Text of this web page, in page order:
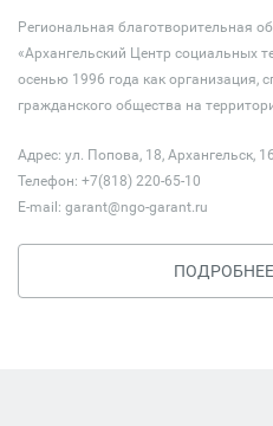
Региональная благотворительная
«Архангельский Центр социальных
осенью 1996 года как организация,
гражданского общества на
Адрес: ул. Попова, 18, Архангельск,
Телефон: +7(818) 220-65-10
E-mail: garant@ngo-garant.ru